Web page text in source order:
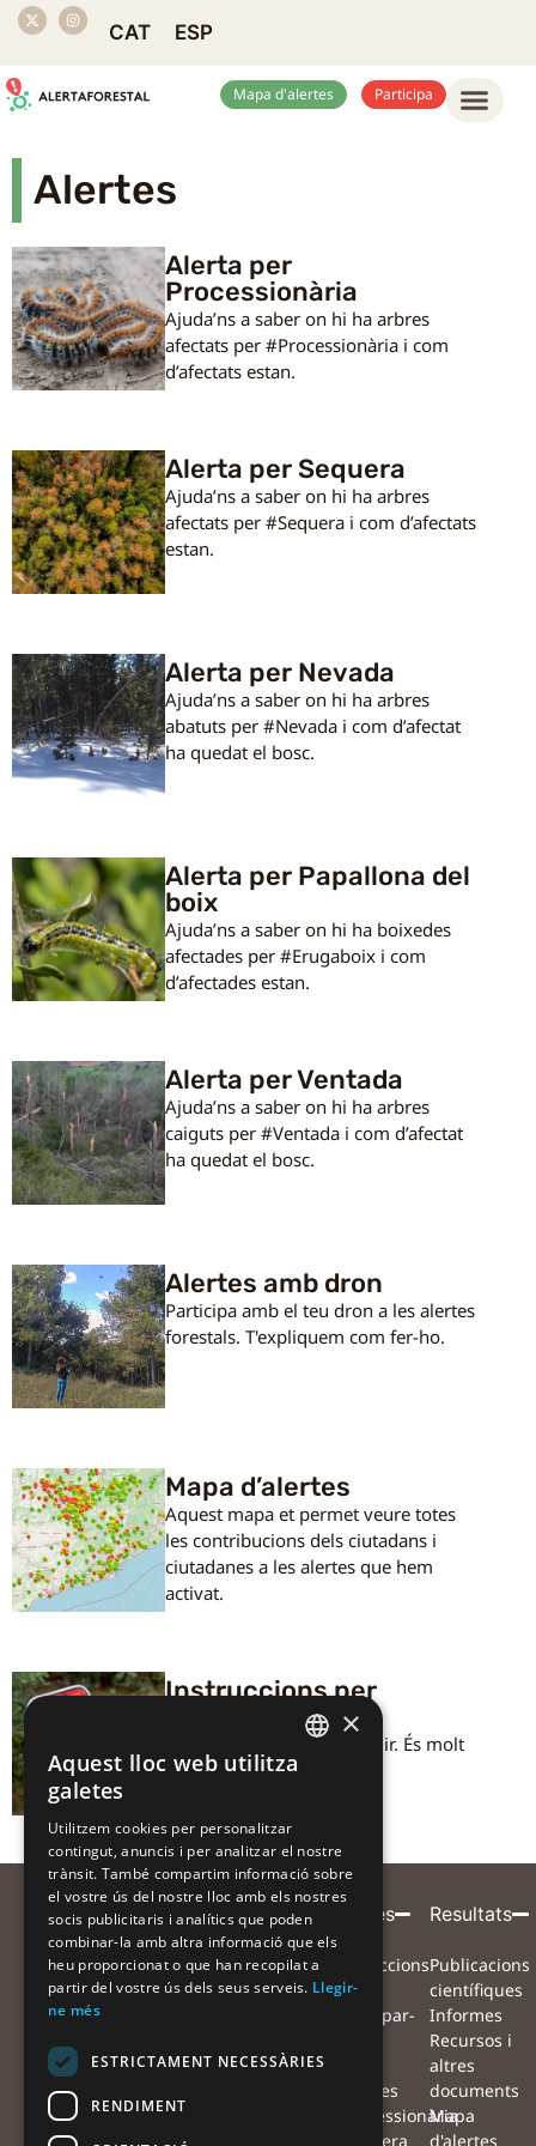
CAT ESP
Mapa d'alertes Participa
Alertes
Alerta per
Processionària
Ajuda’ns a saber on hi ha arbres
afectats per #Processionària i com
d’afectats estan.
Alerta per Sequera
Ajuda’ns a saber on hi ha arbres
afectats per #Sequera i com d’afectats
estan.
Alerta per Nevada
Ajuda’ns a saber on hi ha arbres
abatuts per #Nevada i com d’afectat
ha quedat el bosc.
Alerta per Papallona del
boix
Ajuda’ns a saber on hi ha boixedes
afectades per #Erugaboix i com
d’afectades estan.
Alerta per Ventada
Ajuda’ns a saber on hi ha arbres
caiguts per #Ventada i com d’afectat
ha quedat el bosc.
Alertes amb dron
Participa amb el teu dron a les alertes
forestals. T'expliquem com fer-ho.
Mapa d’alertes
Aquest mapa et permet veure totes
les contribucions dels ciutadans i
ciutadanes a les alertes que hem
activat.
Instruccions per
participar-hi
Consulta els passos a seguir. És molt
senzill!
Entitat
coordinadora
Amb
el
suport
de
Amb
la
col·laboració
de
Participa
Què volem
aconseguir?
ajudar?
amb les
observacions?
Projecte
Projecte
Equip
Preguntes
Alertes
Instruccions
per
participar-
d'alertes
#Processionària
#Sequera
Resultats
Publicacions
científiques
Informes
Recursos i
altres
documents
Mapa
d'alertes
SPANISH
×
Aquest lloc web utilitza
galetes
Utilitzem cookies per personalitzar
contingut, anuncis i per analitzar el nostre
trànsit. També compartim informació sobre
el vostre ús del nostre lloc amb els nostres
socis publicitaris i analítics que poden
combinar-la amb altra informació que els
heu proporcionat o que han recopilat a
partir del vostre ús dels seus serveis. Llegir-
ne més
ESTRICTAMENT NECESSÀRIES
RENDIMENT